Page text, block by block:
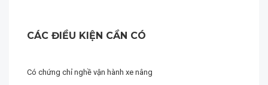
CÁC ĐIỀU KIỆN CẦN CÓ
Có chứng chỉ nghề vận hành xe nâng